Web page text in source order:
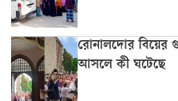
রোনালদোর বিয়ের
আসলে কী ঘটেছে